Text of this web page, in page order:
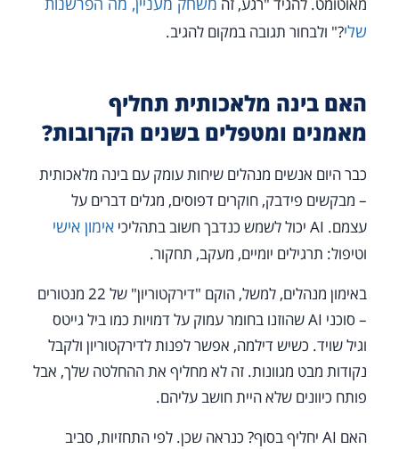
מאוטומט. להגיד "רגע, זה
שלי?" ולבחור תגובה במקום להגיב.
האם בינה מלאכותית תחליף
מאמנים ומטפלים בשנים הקרובות?
כבר היום אנשים מנהלים שיחות עומק עם בינה מלאכותית
– מבקשים פידבק, חוקרים דפוסים, מגלים דברים על
עצמם. AI יכול לשמש כנדבך חשוב בתהליכי
אימון אישי
וטיפול: תרגילים יומיים, מעקב, תחקור.
באימון מנהלים, למשל, הוקם "דירקטוריון" של 22 מנטורים
– סוכני AI שהוזנו בחומר עמוק על דמויות כמו ביל גייטס
וגיל שויד. כשיש דילמה, אפשר לפנות לדירקטוריון ולקבל
נקודות מבט מגוונות. זה לא מחליף את ההחלטה שלך, אבל
פותח כיוונים שלא היית חושב עליהם.
האם AI יחליף בסוף? כנראה שכן. לפי התחזיות, סביב